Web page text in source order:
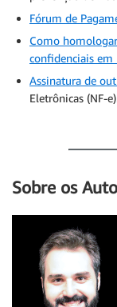
Fórum de
Como
confidenciais em
Assinatura de
Eletrônicas (NF-
Sobre os